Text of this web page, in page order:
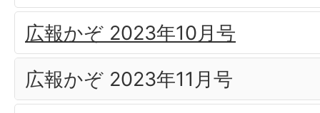
広報かぞ 2023年10月号
広報かぞ 2023年11月号